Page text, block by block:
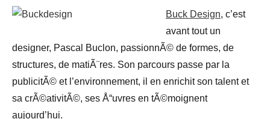
Buck Design, c’est
avant tout un
designer, Pascal Buclon, passionnÃ© de formes, de
structures, de matiÃ¨res. Son parcours passe par la
publicitÃ© et l’environnement, il en enrichit son talent et
sa crÃ©ativitÃ©, ses Å“uvres en tÃ©moignent
aujourd’hui.